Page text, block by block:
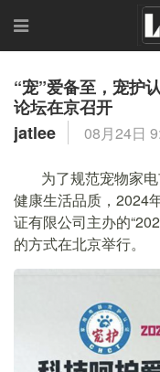
“宠”爱备至，宠护
论坛在京召开
jatlee
08月24日
为了规范宠物家
健康生活品质，2024
证有限公司主办的
的方式在北京举行。